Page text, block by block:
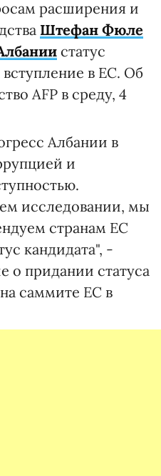
расширения и
Штефан Фюле
статус
в ЕС. Об
AFP в среду, 4
Албании в
и
исследовании, мы
странам ЕС
кандидата", -
о придании статуса
саммите ЕС в